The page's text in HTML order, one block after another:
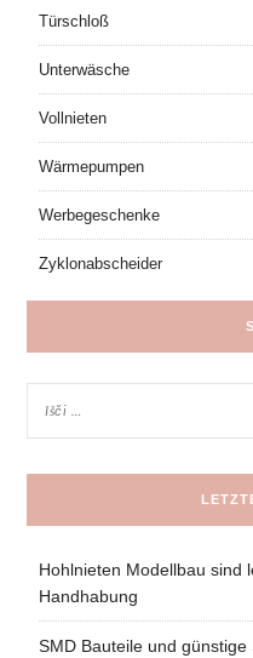
Türschloß
Unterwäsche
Vollnieten
Wärmepumpen
Werbegeschenke
Zyklonabscheider
Hohlnieten Modellbau sind
Handhabung
SMD Bauteile und